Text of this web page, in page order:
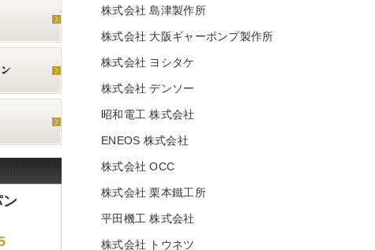
株式会社 島津製作所
株式会社 大阪ギャーポンプ製作所
株式会社 ヨシタケ
株式会社 デンソー
昭和電工 株式会社
ENEOS 株式会社
株式会社 OCC
株式会社 栗本鐵工所
平田機工 株式会社
株式会社 トウネツ
ン